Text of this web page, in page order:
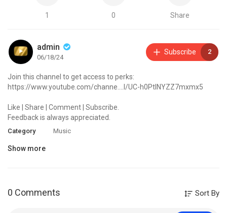
1 0 Share
admin
06/18/24
Subscribe 2
Join this channel to get access to perks:
https://www.youtube.com/channe....l/UC-h0PtlNYZZ7mxmx5
Like | Share | Comment | Subscribe.
Feedback is always appreciated.
Category Music
Show more
0 Comments Sort By